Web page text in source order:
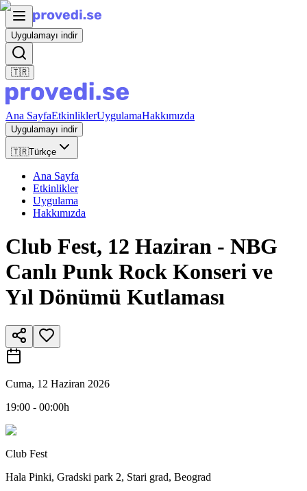
Uygulamayı indir
🇹🇷
Ana SayfaEtkinliklerUygulamaHakkımızda
Uygulamayı indir
🇹🇷Türkçe
Ana Sayfa
Etkinlikler
Uygulama
Hakkımızda
Club Fest, 12 Haziran - NBG
Canlı Punk Rock Konseri ve
Yıl Dönümü Kutlaması
Cuma, 12 Haziran 2026
19:00 - 00:00h
Club Fest
Hala Pinki, Gradski park 2, Stari grad, Beograd